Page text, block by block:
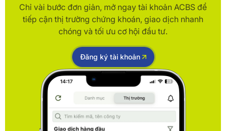
Chỉ vài bước đơn giản, mở ngay tài khoản ACBS để
tiếp cận thị trường chứng khoán, giao dịch nhanh
chóng và tối ưu cơ hội đầu tư.
Đăng ký tài khoản